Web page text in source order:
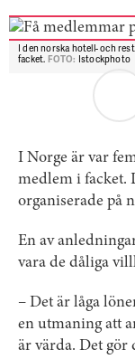
I den norska hotell- och
facket. FOTO: Istockphoto
I Norge är var
medlem i facket.
organiserade på
En av
vara de dåliga
– Det är låga
en utmaning att
är värda. Det gör